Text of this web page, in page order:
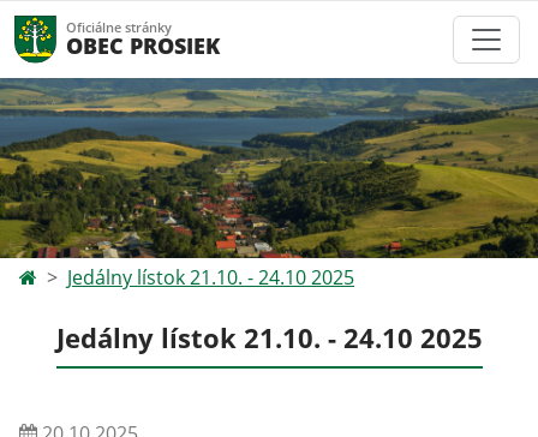
Oficiálne stránky
OBEC PROSIEK
Jedálny lístok 21.10. - 24.10 2025
Jedálny lístok 21.10. - 24.10 2025